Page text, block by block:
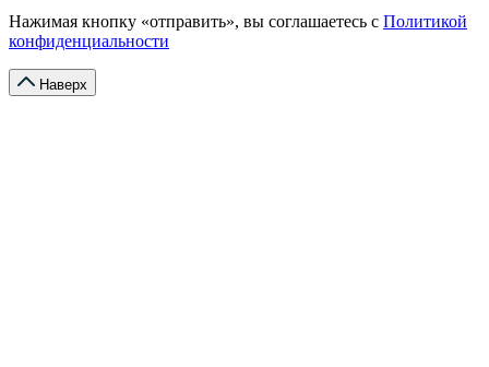
Нажимая кнопку «отправить», вы соглашаетесь с Политикой
конфиденциальности
Наверх